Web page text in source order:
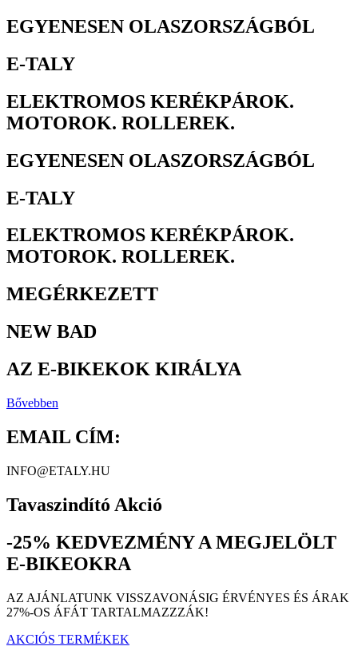
EGYENESEN OLASZORSZÁGBÓL
E-TALY
ELEKTROMOS KERÉKPÁROK.
MOTOROK. ROLLEREK.
EGYENESEN OLASZORSZÁGBÓL
E-TALY
ELEKTROMOS KERÉKPÁROK.
MOTOROK. ROLLEREK.
MEGÉRKEZETT
NEW BAD
AZ E-BIKEKOK KIRÁLYA
Bővebben
EMAIL CÍM:
INFO@ETALY.HU
Tavaszindító Akció
-25% KEDVEZMÉNY A MEGJELÖLT
E-BIKEOKRA
AZ AJÁNLATUNK VISSZAVONÁSIG ÉRVÉNYES ÉS ÁRAK
27%-OS ÁFÁT TARTALMAZZZÁK!
AKCIÓS TERMÉKEK